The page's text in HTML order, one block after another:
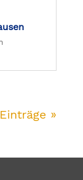
»